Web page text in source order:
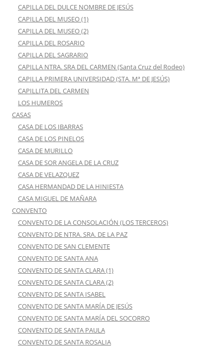
CAPILLA DEL DULCE NOMBRE DE JESÚS
CAPILLA DEL MUSEO (1)
CAPILLA DEL MUSEO (2)
CAPILLA DEL ROSARIO
CAPILLA DEL SAGRARIO
CAPILLA NTRA. SRA DEL CARMEN (Santa Cruz del Rodeo)
CAPILLA PRIMERA UNIVERSIDAD (STA. Mª DE JESÚS)
CAPILLITA DEL CARMEN
LOS HUMEROS
CASAS
CASA DE LOS IBARRAS
CASA DE LOS PINELOS
CASA DE MURILLO
CASA DE SOR ANGELA DE LA CRUZ
CASA DE VELAZQUEZ
CASA HERMANDAD DE LA HINIESTA
CASA MIGUEL DE MAÑARA
CONVENTO
CONVENTO DE LA CONSOLACIÓN (LOS TERCEROS)
CONVENTO DE NTRA. SRA. DE LA PAZ
CONVENTO DE SAN CLEMENTE
CONVENTO DE SANTA ANA
CONVENTO DE SANTA CLARA (1)
CONVENTO DE SANTA CLARA (2)
CONVENTO DE SANTA ISABEL
CONVENTO DE SANTA MARÍA DE JESÚS
CONVENTO DE SANTA MARÍA DEL SOCORRO
CONVENTO DE SANTA PAULA
CONVENTO DE SANTA ROSALIA